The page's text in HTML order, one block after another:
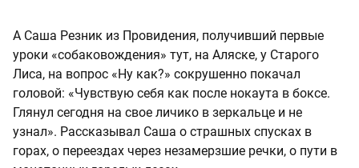
А Саша Резник из Провидения, получивший первые
уроки «собаковождения» тут, на Аляске, у Старого
Лиса, на вопрос «Ну как?» сокрушенно покачал
головой: «Чувствую себя как после нокаута в боксе.
Глянул сегодня на свое личико в зеркальце и не
узнал». Рассказывал Саша о страшных спусках в
горах, о переездах через незамерзшие речки, о пути в